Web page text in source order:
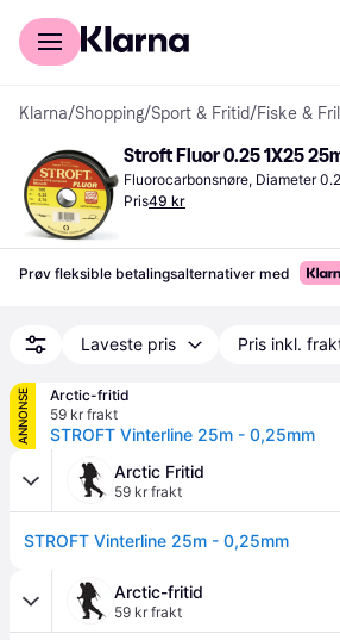
For kunder
Klarna/Shopping/Sport & Fritid/Fiske &
Stroft Fluor 0.25 1X25
Fluorocarbonsnøre, Diameter
Pris49 kr
Prøv fleksible betalingsalternativer med
Laveste pris Pris inkl.
ANNONSE
Arctic-fritid
59 kr frakt
STROFT Vinterline 25m - 0,25mm
Arctic Fritid
59 kr frakt
STROFT Vinterline 25m - 0,25mm
Arctic-fritid
59 kr frakt